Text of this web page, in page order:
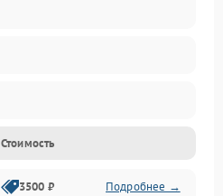
Стоимость
3500 ₽ Подробнее →